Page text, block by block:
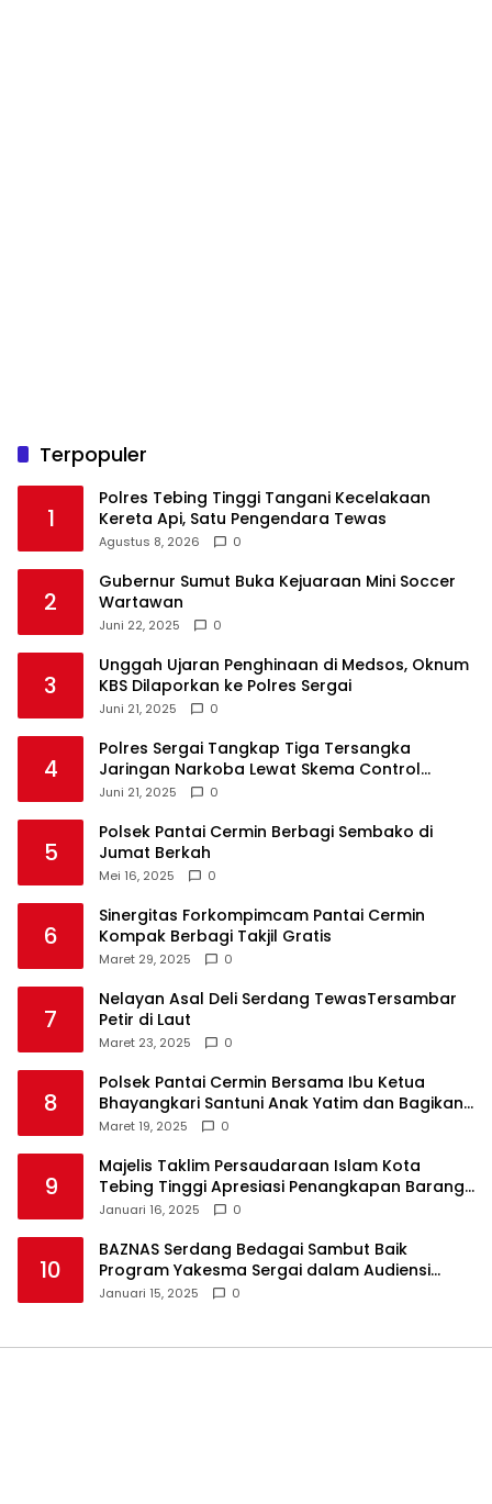
Terpopuler
1
Polres Tebing Tinggi Tangani Kecelakaan
Kereta Api, Satu Pengendara Tewas
Agustus 8, 2026 0
2
Gubernur Sumut Buka Kejuaraan Mini Soccer
Wartawan
Juni 22, 2025 0
3
Unggah Ujaran Penghinaan di Medsos, Oknum
KBS Dilaporkan ke Polres Sergai
Juni 21, 2025 0
4
Polres Sergai Tangkap Tiga Tersangka
Jaringan Narkoba Lewat Skema Control
Delivery
Juni 21, 2025 0
5
Polsek Pantai Cermin Berbagi Sembako di
Jumat Berkah
Mei 16, 2025 0
6
Sinergitas Forkompimcam Pantai Cermin
Kompak Berbagi Takjil Gratis
Maret 29, 2025 0
7
Nelayan Asal Deli Serdang TewasTersambar
Petir di Laut
Maret 23, 2025 0
8
Polsek Pantai Cermin Bersama Ibu Ketua
Bhayangkari Santuni Anak Yatim dan Bagikan
Takjil
Maret 19, 2025 0
9
Majelis Taklim Persaudaraan Islam Kota
Tebing Tinggi Apresiasi Penangkapan Barang
Haram
Januari 16, 2025 0
10
BAZNAS Serdang Bedagai Sambut Baik
Program Yakesma Sergai dalam Audiensi
Perkenalan Pengurus Baru
Januari 15, 2025 0